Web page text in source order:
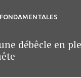
débêcle en